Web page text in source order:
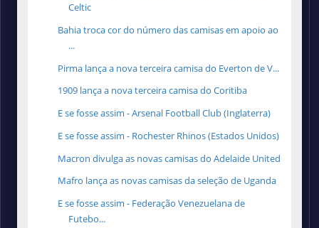
Celtic
Bahia troca cor do número das camisas em apoio ao
...
Pirma lança a nova terceira camisa do Everton de V...
1909 lança a nova terceira camisa do Coritiba
E se fosse assim - Arsenal Football Club (Inglaterra)
E se fosse assim - Rochester Rhinos (Estados Unidos)
Macron divulga as novas camisas do Adelaide United
Mafro lança as novas camisas da seleção de Uganda
E se fosse assim - Federação Venezuelana de
Futebo...